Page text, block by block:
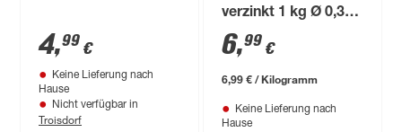
4,99 €
Keine Lieferung nach
Hause
Nicht verfügbar in
Troisdorf
verzinkt 1 kg Ø 0,38
x 10 cm
6,99 €
6,99 € / Kilogramm
Keine Lieferung nach
Hause